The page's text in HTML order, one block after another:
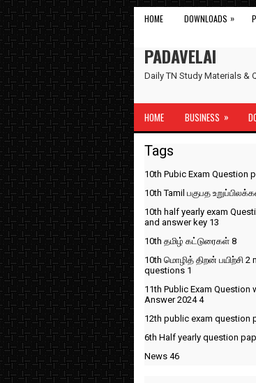
HOME DOWNLOADS »
PADAVELAI
Daily TN Study Materials &
HOME BUSINESS »
Tags
10th Pubic Exam Question
10th Tamil பகுபத
10th half yearly exam
and answer key 13
10th தமிழ் கட்டுரைகள் 8
10th மொழித் திறன் பயிற்சி 2
questions 1
11th Public Exam Question
Answer 20244
12th public exam question
6th Half yearly question
News 46